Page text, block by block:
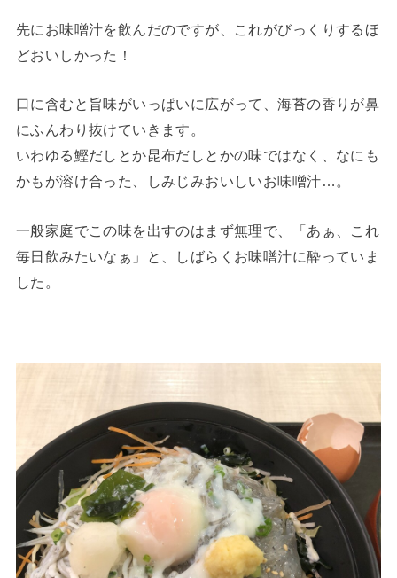
先にお味噌汁を飲んだのですが、これがびっくりするほ
どおいしかった！
口に含むと旨味がいっぱいに広がって、海苔の香りが鼻
にふんわり抜けていきます。
いわゆる鰹だしとか昆布だしとかの味ではなく、なにも
かもが溶け合った、しみじみおいしいお味噌汁…。
一般家庭でこの味を出すのはまず無理で、「あぁ、これ
毎日飲みたいなぁ」と、しばらくお味噌汁に酔っていま
した。